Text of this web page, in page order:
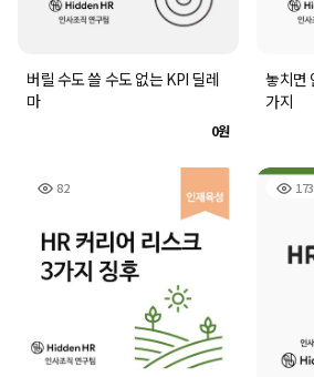
버릴 수도 쓸 수도 없는 KPI 딜레
마
0원
놓치면
가지
82 173